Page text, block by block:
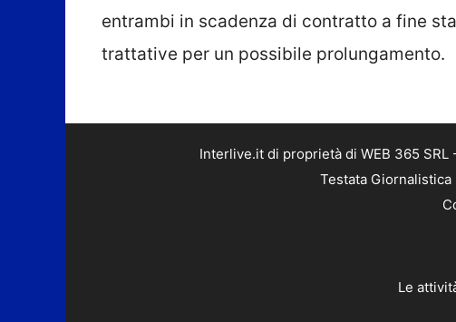
entrambi in scadenza di contratto a fine
trattative per un possibile prolungamento.
Interlive.it di proprietà di WEB 365 SRL
Testata
Le